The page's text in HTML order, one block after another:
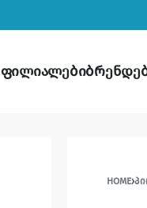
ფილიალები
HOME›